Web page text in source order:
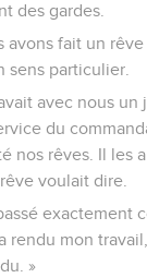
des gardes.
avons fait un
sens particulier.
avec nous un
du
nos rêves. Il les
voulait dire.
exactement
rendu mon
»